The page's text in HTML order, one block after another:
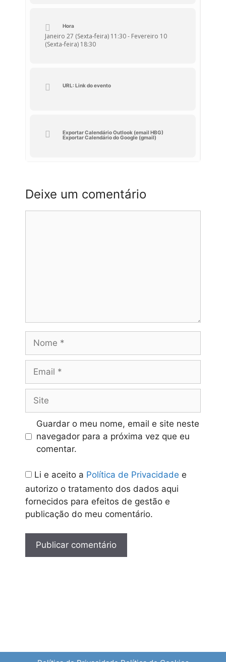
Hora
Janeiro 27 (Sexta-feira) 11:30 - Fevereiro 10
(Sexta-feira) 18:30
URL: Link do evento
Exportar Calendário Outlook (email HBG)
Exportar Calendário do Google (gmail)
Deixe um comentário
Nome
Email
Site
Guardar o meu nome, email e site neste
navegador para a próxima vez que eu
comentar.
Li e aceito a Política de Privacidade e
autorizo o tratamento dos dados aqui
fornecidos para efeitos de gestão e
publicação do meu comentário.